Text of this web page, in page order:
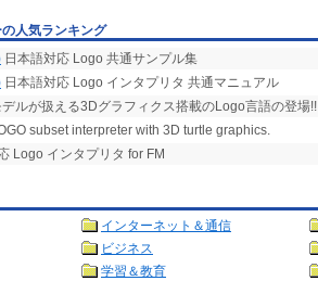
手です。
こと。カメなので、実行速度は速くありません。
。
機能など。
の人気ランキング
日本語対応 Logo 共通サンプル集
日本語対応 Logo インタプリタ 共通マニュアル
ルが扱える3Dグラフィクス搭載のLogo言語の登場!!
subset interpreter with 3D turtle graphics.
Logo インタプリタ for FM
インターネット＆通信
ビジネス
学習＆教育